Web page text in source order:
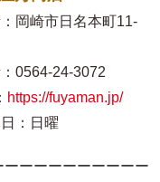
岡崎市日名本町11-
0564-24-3072
https://fuyaman.jp/
：日曜
ーーーーーーーーー